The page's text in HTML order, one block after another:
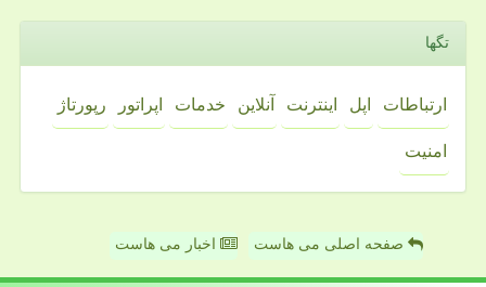
تگها
ارتباطات اپل اینترنت آنلاین خدمات اپراتور رپورتاژ
امنیت
صفحه اصلی می هاست اخبار می هاست